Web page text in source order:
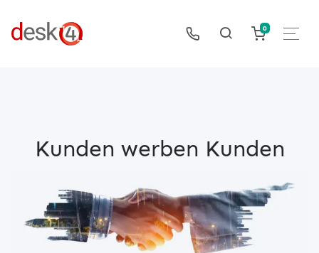
0
Kunden werben Kunden